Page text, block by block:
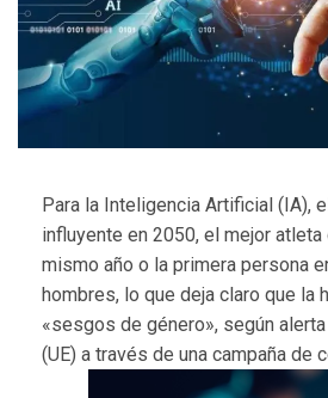
Para la Inteligencia Artificial (IA),
influyente en 2050, el mejor
mismo año o la primera persona
hombres, lo que deja claro que la
«sesgos de género», según
(UE) a través de una campaña de